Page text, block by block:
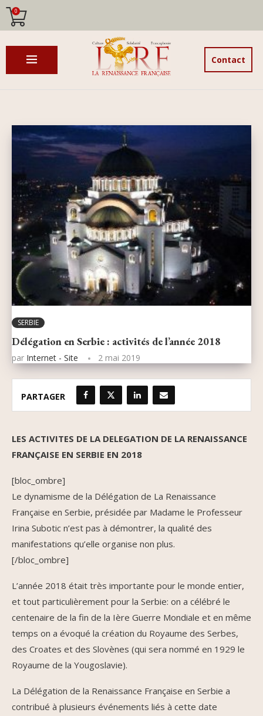
0
Contact
SERBIE
Délégation en Serbie : activités de l’année 2018
par Internet - Site 2 mai 2019
PARTAGER
LES ACTIVITES DE LA DELEGATION DE LA RENAISSANCE
FRANÇAISE EN SERBIE EN 2018
[bloc_ombre]
Le dynamisme de la Délégation de La Renaissance
Française en Serbie, présidée par Madame le Professeur
Irina Subotic n’est pas à démontrer, la qualité des
manifestations qu’elle organise non plus.
[/bloc_ombre]
L’année 2018 était très importante pour le monde entier,
et tout particulièrement pour la Serbie: on a célébré le
centenaire de la fin de la Ière Guerre Mondiale et en même
temps on a évoqué la création du Royaume des Serbes,
des Croates et des Slovènes (qui sera nommé en 1929 le
Royaume de la Yougoslavie).
La Délégation de la Renaissance Française en Serbie a
contribué à plusieurs événements liés à cette date